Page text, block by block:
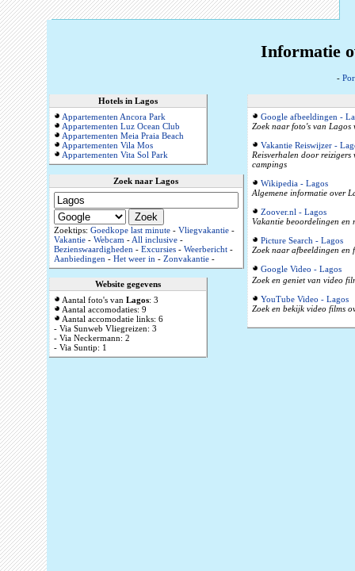
Informatie
-
Hotels in Lagos
Appartementen Ancora Park
Appartementen Luz Ocean Club
Appartementen Meia Praia Beach
Appartementen Vila Mos
Appartementen Vita Sol Park
Zoek naar Lagos
Zoektips: Goedkope last minute- Vliegvakantie-
Vakantie- Webcam-All inclusive-
Bezienswaardigheden- Excursies- Weerbericht-
Aanbiedingen- Het weer in- Zonvakantie-
Website gegevens
Aantal foto's van Lagos: 3
Aantal accomodaties: 9
Aantal accomodatie links: 6
- Via Sunweb Vliegreizen: 3
- Via Neckermann: 2
- Via Suntip: 1
Google afbeeldingen -
Zoek naar foto's van
Vakantie Reiswijzer -
Reisverhalen door reizigers
campings
Wikipedia - Lagos
Algemene informatie over
Zoover.nl - Lagos
Vakantie beoordelingen en
Picture Search - Lagos
Zoek naar afbeeldingen en
Google Video - Lagos
Zoek en geniet van video
YouTube Video - Lagos
Zoek en bekijk video films